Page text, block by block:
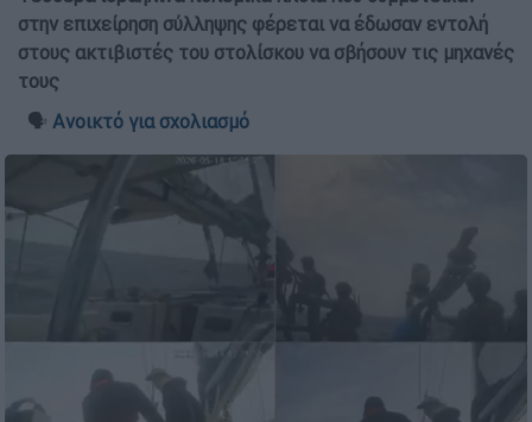
στην επιχείρηση σύλληψης φέρεται να έδωσαν εντολή
στους ακτιβιστές του στολίσκου να σβήσουν τις μηχανές
τους
🗣️ Ανοικτό για σχολιασμό